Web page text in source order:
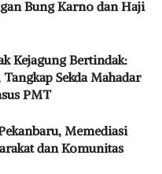
Bung Karno dan Haji
Kejagung Bertindak:
Sekda Mahadar
PMT
Memediasi
dan Komunitas